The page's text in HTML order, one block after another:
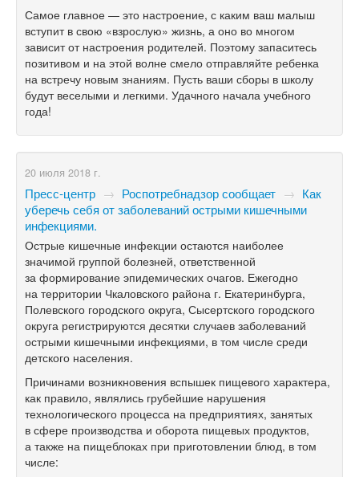
Самое главное — это настроение, с каким ваш малыш
вступит в свою «взрослую» жизнь, а оно во многом
зависит от настроения родителей. Поэтому запаситесь
позитивом и на этой волне смело отправляйте ребенка
на встречу новым знаниям. Пусть ваши сборы в школу
будут веселыми и легкими. Удачного начала учебного
года!
20 июля 2018 г.
Пресс-центр → Роспотребнадзор сообщает → Как
уберечь себя от заболеваний острыми кишечными
инфекциями.
Острые кишечные инфекции остаются наиболее
значимой группой болезней, ответственной
за формирование эпидемических очагов. Ежегодно
на территории Чкаловского района г. Екатеринбурга,
Полевского городского округа, Сысертского городского
округа регистрируются десятки случаев заболеваний
острыми кишечными инфекциями, в том числе среди
детского населения.
Причинами возникновения вспышек пищевого характера,
как правило, являлись грубейшие нарушения
технологического процесса на предприятиях, занятых
в сфере производства и оборота пищевых продуктов,
а также на пищеблоках при приготовлении блюд, в том
числе: